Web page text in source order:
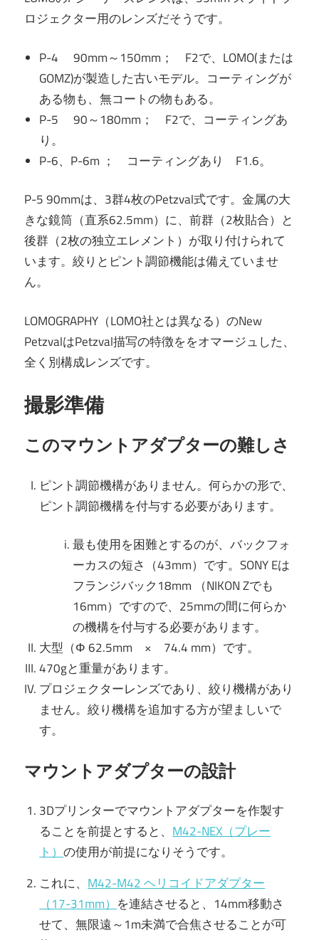
ロジェクター用のレンズだそうです。
P-4 90mm～150mm； F2で、LOMO(または
GOMZ)が製造した古いモデル。コーティングが
ある物も、無コートの物もある。
P-5 90～180mm； F2で、コーティングあ
り。
P-6、P-6m ； コーティングあり F1.6。
P-5 90mmは、3群4枚のPetzval式です。金属の大
きな鏡筒（直系62.5mm）に、前群（2枚貼合）と
後群（2枚の独立エレメント）が取り付けられて
います。絞りとピント調節機能は備えていませ
ん。
LOMOGRAPHY（LOMO社とは異なる）のNew
PetzvalはPetzval描写の特徴ををオマージュした、
全く別構成レンズです。
撮影準備
このマウントアダプターの難しさ
ピント調節機構がありません。何らかの形で、
ピント調節機構を付与する必要があります。
最も使用を困難とするのが、バックフォ
ーカスの短さ（43mm）です。SONY Eは
フランジバック18mm （NIKON Zでも
16mm）ですので、25mmの間に何らか
の機構を付与する必要があります。
大型（Φ 62.5mm × 74.4 mm）です。
470gと重量があります。
プロジェクターレンズであり、絞り機構があり
ません。絞り機構を追加する方が望ましいで
す。
マウントアダプターの設計
3Dプリンターでマウントアダプターを作製す
ることを前提とすると、 M42-NEX（プレー
ト）の使用が前提になりそうです。
これに、 M42-M42 ヘリコイドアダプター
（17-31mm） を連結させると、14mm移動さ
せて、無限遠～1m未満で合焦させることが可